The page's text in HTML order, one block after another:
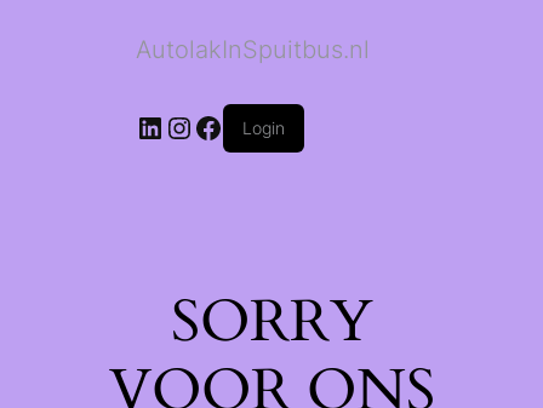
AutolakInSpuitbus.nl
LinkedIn
Instagram
Facebook
Login
SORRY
VOOR ONS